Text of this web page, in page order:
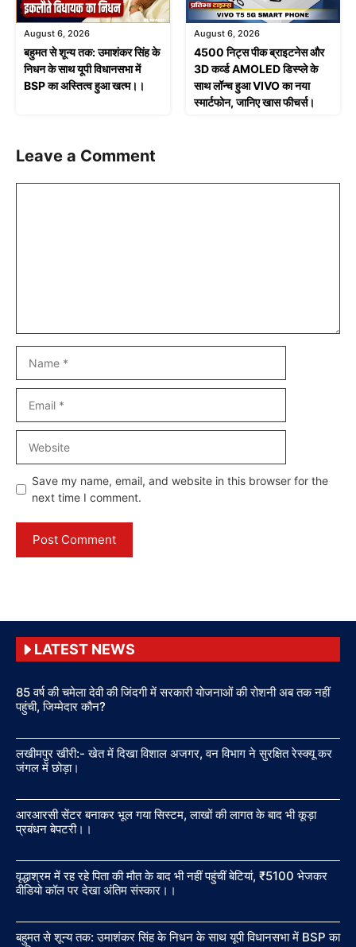
August 6, 2026
बहुमत से शून्य तक: उमाशंकर सिंह के
निधन के साथ यूपी विधानसभा में
BSP का अस्तित्व हुआ खत्म।।
August 6, 2026
4500 निट्स पीक ब्राइटनेस और
3D कर्व्ड AMOLED डिस्प्ले के
साथ लॉन्च हुआ VIVO का नया
स्मार्टफोन, जानिए खास फीचर्स।
Leave a Comment
Save my name, email, and website in this browser for the
next time I comment.
LATEST NEWS
85 वर्ष की चमेला देवी की जिंदगी में सरकारी योजनाओं की रोशनी अब तक नहीं
पहुंची, जिम्मेदार कौन?
लखीमपुर खीरी:- खेत में दिखा विशाल अजगर, वन विभाग ने सुरक्षित रेस्क्यू कर
जंगल में छोड़ा।
आरआरसी सेंटर बनाकर भूल गया सिस्टम, लाखों की लागत के बाद भी कूड़ा
प्रबंधन बेपटरी।।
वृद्धाश्रम में रह रहे पिता की मौत के बाद भी नहीं पहुंचीं बेटियां, ₹5100 भेजकर
वीडियो कॉल पर देखा अंतिम संस्कार।।
बहुमत से शून्य तक: उमाशंकर सिंह के निधन के साथ यूपी विधानसभा में BSP का